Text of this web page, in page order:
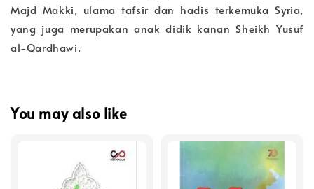
Majd Makki, ulama tafsir dan hadis terkemuka Syria,
yang juga merupakan anak didik kanan Sheikh Yusuf
al-Qardhawi.
You may also like